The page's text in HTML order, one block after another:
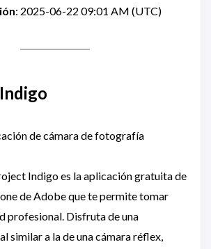
: 2025-06-22 09:01 AM (UTC)
de cámara de fotografía
Indigo es la aplicación gratuita de
de Adobe que te permite tomar
profesional. Disfruta de una
similar a la de una cámara réflex,